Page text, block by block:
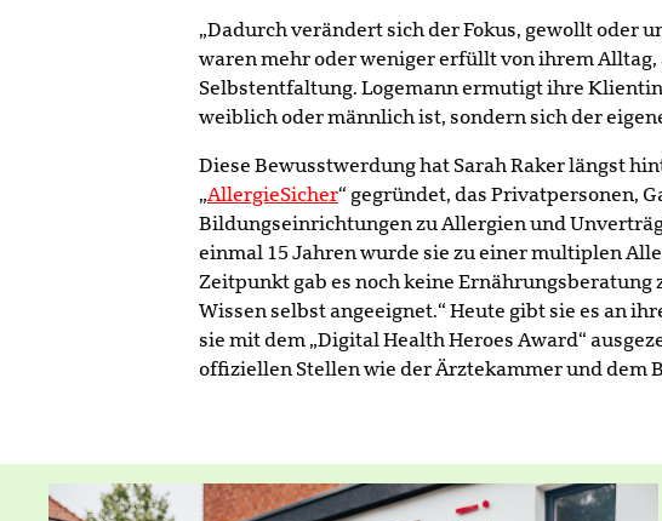
„Dadurch verändert sich der Fokus, gewollt oder
waren mehr oder weniger erfüllt von ihrem
Selbstentfaltung. Logemann ermutigt ihre
weiblich oder männlich ist, sondern sich der
Diese Bewusstwerdung hat Sarah Raker längst
„AllergieSicher“ gegründet, das Privatpersonen,
Bildungseinrichtungen zu Allergien und
einmal 15 Jahren wurde sie zu einer multiplen
Zeitpunkt gab es noch keine
Wissen selbst angeeignet.“ Heute gibt sie es an
sie mit dem „Digital Health Heroes Award“
offiziellen Stellen wie der Ärztekammer und dem